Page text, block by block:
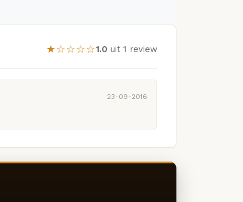
★☆☆☆☆1.0 uit 1 review
23-09-2016